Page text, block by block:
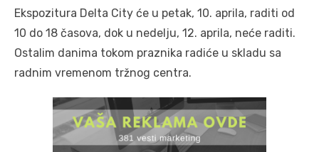
Ekspozitura Delta City će u petak, 10. aprila, raditi od
10 do 18 časova, dok u nedelju, 12. aprila, neće raditi.
Ostalim danima tokom praznika radiće u skladu sa
radnim vremenom tržnog centra.